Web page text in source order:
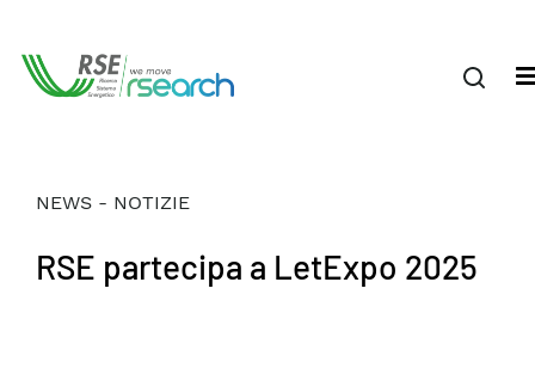
NEWS - NOTIZIE
RSE partecipa a LetExpo 2025